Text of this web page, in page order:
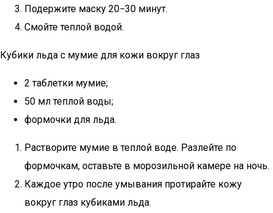
Подержите маску 20−30 минут.
Смойте теплой водой.
Кубики льда с мумие для кожи вокруг глаз
2 таблетки мумие;
50 мл теплой воды;
формочки для льда.
Растворите мумие в теплой воде. Разлейте по
формочкам, оставьте в морозильной камере на ночь.
Каждое утро после умывания протирайте кожу
вокруг глаз кубиками льда.